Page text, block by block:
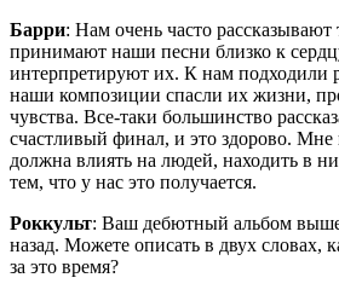
Барри: Нам очень часто
принимают наши песни близко к
интерпретируют их. К нам подходили
наши композиции спасли их жизни,
чувства. Все-таки большинство
счастливый финал, и это здорово. Мне
должна влиять на людей, находить в
тем, что у нас это получается.
Роккульт: Ваш дебютный альбом
назад. Можете описать в двух словах,
за это время?